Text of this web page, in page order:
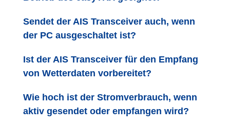
Sendet der AIS Transceiver auch, wenn
der PC ausgeschaltet ist?
Ist der AIS Transceiver für den Empfang
von Wetterdaten vorbereitet?
Wie hoch ist der Stromverbrauch, wenn
aktiv gesendet oder empfangen wird?